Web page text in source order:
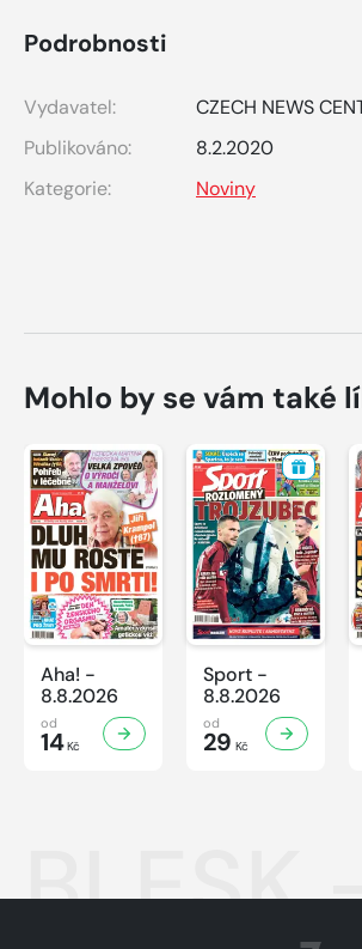
Podrobnosti
Vydavatel:
CZECH NEWS
Publikováno:
8.2.2020
Kategorie:
Noviny
Mohlo by se vám také
Aha! -
8.8.2026
od
14Kč
Sport -
8.8.2026
od
29 Kč